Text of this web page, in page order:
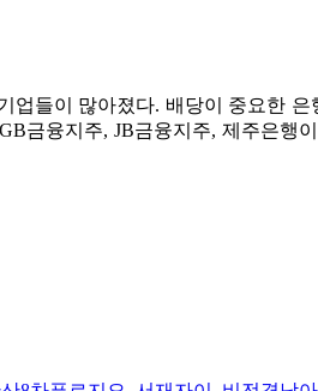
들이 많아졌다. 배당이 중요한
금융지주, JB금융지주, 제주은행